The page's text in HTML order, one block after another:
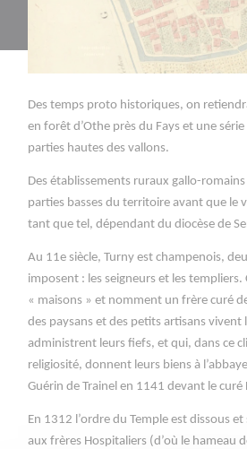
Des temps proto historiques, on
en forêt d’Othe près du Fays et une
parties hautes des vallons.
Des établissements ruraux gallo-
parties basses du territoire avant que le
tant que tel, dépendant du diocèse de
Au 11e siècle, Turny est champenois,
imposent : les seigneurs et les templiers.
« maisons » et nomment un frère curé
des paysans et des petits artisans vivent
administrent leurs fiefs, et qui, dans ce
religiosité, donnent leurs biens à
Guérin de Trainel en 1141 devant le
En 1312 l’ordre du Temple est dissous
aux frères Hospitaliers (d’où le hameau